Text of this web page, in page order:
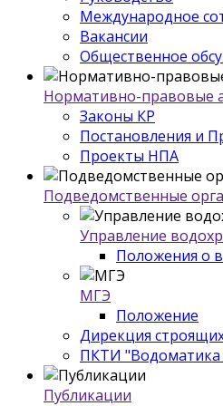
Международное
Вакансии
Общественное
Нормативно-правовые
Законы КР
Постановления и
Проекты НПА
Подведомственные
Управление
Положения о
МГЭ
Положение
Дирекция
ПКТИ "Водоматика
Публикации